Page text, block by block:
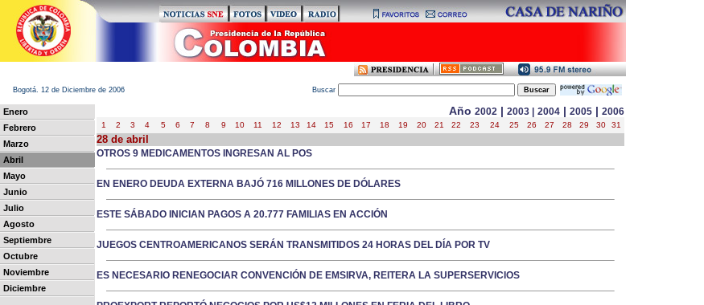
Bogotá. 12 de Diciembre de 2006 Buscar
Enero
Febrero
Marzo
Abril
Mayo
Junio
Julio
Agosto
Septiembre
Octubre
Noviembre
Diciembre
Año 2002 | 2003 2004 | 2005 | 2006
1 2 3 4 5 6 7 8 9 10 11 12 13 14 15 16 17 18 19 20 21 22 23 24 25 26 27 28 29 30 31
28 de abril
OTROS 9 MEDICAMENTOS INGRESAN AL POS
EN ENERO DEUDA EXTERNA BAJÓ 716 MILLONES DE DÓLARES
ESTE SÁBADO INICIAN PAGOS A 20.777 FAMILIAS EN ACCIÓN
JUEGOS CENTROAMERICANOS SERÁN TRANSMITIDOS 24 HORAS DEL DÍA POR TV
ES NECESARIO RENEGOCIAR CONVENCIÓN DE EMSIRVA, REITERA LA SUPERSERVICIOS